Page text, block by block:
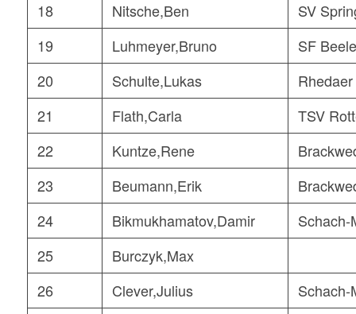
18
Nitsche,Ben
SV
19
Luhmeyer,Bruno
SF
20
Schulte,Lukas
21
Flath,Carla
TSV
22
Kuntze,Rene
23
Beumann,Erik
24
Bikmukhamatov,Damir
Schach-
25
Burczyk,Max
26
Clever,Julius
Schach-